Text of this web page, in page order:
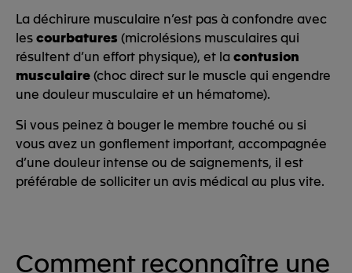
La déchirure musculaire n’est pas à confondre avec
lescourbatures (microlésions musculaires qui
résultent d’un effort physique), et la contusion
musculaire(choc direct sur le muscle qui engendre
une douleur musculaire et un hématome).
Si vous peinez à bouger le membre touché ou si
vous avez un gonflement important, accompagnée
d’une douleur intense ou de saignements, il est
préférable de solliciter un avis médical au plus vite.
Comment reconnaître une